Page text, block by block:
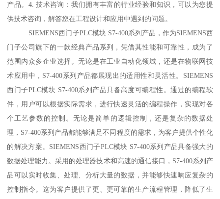
产品。4. 技术咨询：我们拥有丰富的行业经验和知识，可以为您提
供技术咨询，解答您在工程设计和应用中遇到的问题。
SIEMENS西门子PLC模块 S7-400系列产品，作为SIEMENS西
门子公司旗下的一款经典产品系列，凭借其性能和可靠性，成为了
范围内众多企业选择。无论是在工业自动化领域，还是在物联网技
术应用中，S7-400系列产品都展现出的适用性和灵活性。SIEMENS
西门子PLC模块 S7-400系列产品具备高度可编程性。通过的编程软
件，用户可以根据实际需求，进行快速灵活的编程操作，实现对各
个工艺参数的控制。无论是简单的逻辑控制，还是复杂的数据处
理，S7-400系列产品都能够满足不同程度的需求，为客户提供个性化
的解决方案。SIEMENS西门子PLC模块 S7-400系列产品具备强大的
数据处理能力。采用的处理器技术和高速的通信接口，S7-400系列产
品可以实时收集、处理、分析大量的数据，并能够快速响应复杂的
控制指令。这为客户提供了更、更可靠的生产流程管理，降低了生